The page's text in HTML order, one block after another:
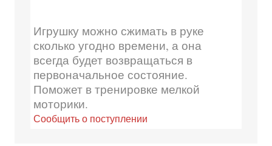
Игрушку можно сжимать в руке
сколько угодно времени, а она
всегда будет возвращаться в
первоначальное состояние.
Поможет в тренировке мелкой
моторики.
Сообщить о поступлении